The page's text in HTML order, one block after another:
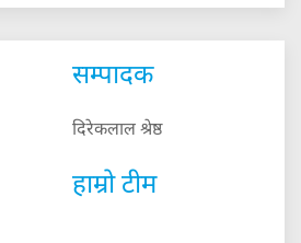
सम्पादक
दिरेकलाल श्रेष्ठ
हाम्रो टीम